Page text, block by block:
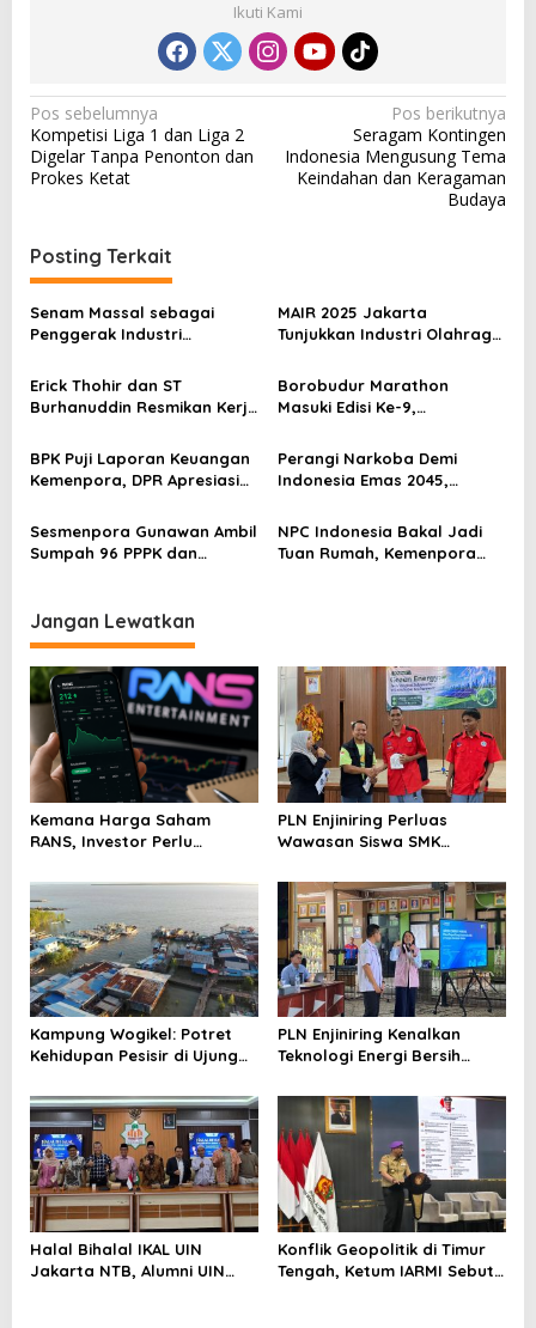
Ikuti Kami
N
a
v
g
a
s
i
p
o
s
Pos sebelumnya
Kompetisi Liga 1 dan Liga 2
Digelar Tanpa Penonton dan
Prokes Ketat
Pos berikutnya
Seragam Kontingen
Indonesia Mengusung Tema
Keindahan dan Keragaman
Budaya
Posting Terkait
Senam Massal sebagai
Penggerak Industri
2025 untuk Ekonomi
Nasional
MAIR 2025 Jakarta
Tunjukkan Industri Olahraga
Erick Thohir dan ST
Burhanuddin Resmikan Kerja
Program Pemuda dan
Olahraga
Borobudur Marathon
Masuki Edisi Ke-9,
Kolaborasi
BPK Puji Laporan Keuangan
Kemenpora, DPR Apresiasi
Perangi Narkoba Demi
Indonesia Emas 2045,
Sesmenpora Gunawan Ambil
Sumpah 96 PPPK dan
NPC Indonesia Bakal Jadi
Tuan Rumah, Kemenpora
Jangan Lewatkan
Kemana Harga Saham
RANS, Investor Perlu
Menghindari Spekulasi
Berlebihan
PLN Enjiniring Perluas
Wawasan Siswa SMK
Perubahan Iklim
Kampung Wogikel: Potret
Kehidupan Pesisir di Ujung
Bertahan di Tengah
Keterbatasan
PLN Enjiniring Kenalkan
Teknologi Energi Bersih
Halal Bihalal IKAL UIN
Jakarta NTB, Alumni UIN
Konflik Geopolitik di Timur
Tengah, Ketum IARMI Sebut